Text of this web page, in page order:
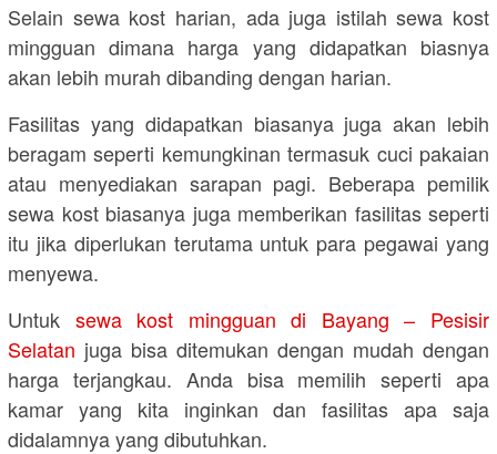
Selain sewa kost harian, ada juga istilah sewa kost
mingguan dimana harga yang didapatkan biasnya
akan lebih murah dibanding dengan harian.
Fasilitas yang didapatkan biasanya juga akan lebih
beragam seperti kemungkinan termasuk cuci pakaian
atau menyediakan sarapan pagi. Beberapa pemilik
sewa kost biasanya juga memberikan fasilitas seperti
itu jika diperlukan terutama untuk para pegawai yang
menyewa.
Untuk sewa kost mingguan di Bayang – Pesisir
Selatan juga bisa ditemukan dengan mudah dengan
harga terjangkau. Anda bisa memilih seperti apa
kamar yang kita inginkan dan fasilitas apa saja
didalamnya yang dibutuhkan.